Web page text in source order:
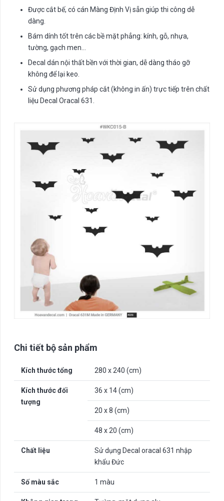
Được cắt bế, có cán Màng Định Vị sẵn giúp thi công dễ
dàng.
Bám dính tốt trên các bề mặt phẳng: kính, gỗ, nhựa,
tường, gạch men…
Decal dán nội thất bền với thời gian, dễ dàng tháo gỡ
không để lại keo.
Sử dụng phương pháp cắt (không in ấn) trực tiếp trên chất
liệu Decal Oracal 631.
Chi tiết bộ sản phẩm
Kích thước tổng 280 x 240 (cm)
Kích thước đối
tượng
36 x 14 (cm)
20 x 8 (cm)
48 x 20 (cm)
Chất liệu
Sử dụng Decal oracal 631 nhập
khẩu Đức
Số màu sắc 1 màu